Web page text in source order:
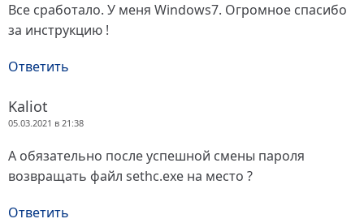
Все сработало. У меня Windows7. Огромное спасибо
за инструкцию !
Ответить
Kaliot
05.03.2021 в 21:38
А обязательно после успешной смены пароля
возвращать файл sethc.exe на место ?
Ответить